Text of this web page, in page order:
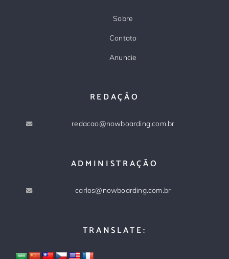
Sobre
Contato
Anuncie
REDAÇÃO
redacao@nowboarding.com.br
ADMINISTRAÇÃO
carlos@nowboarding.com.br
TRANSLATE: